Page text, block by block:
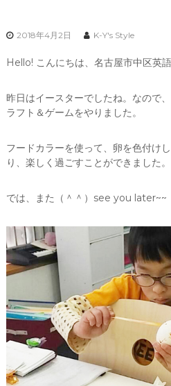
2018年4月2日 K-Y's Style
Hello! こんにちは、名古屋市中区英
昨日はイースターでしたね。なので
ラフト＆ゲームをやりました。
フードカラーを使って、卵を色付け
り、楽しく過ごすことができました。
では、また（＾＾）see you later~~